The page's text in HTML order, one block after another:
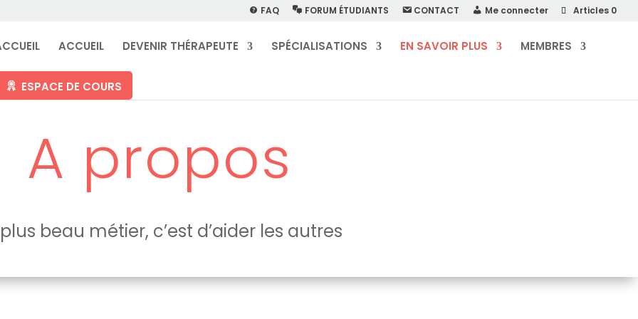
FAQ FORUM ÉTUDIANTS CONTACT Me connecter Articles 0
ACCUEIL DEVENIR THÉRAPEUTE SPÉCIALISATIONS EN SAVOIR PLUS MEMBRES
ESPACE DE COURS
A propos
beau métier, c’est d’aider les autres